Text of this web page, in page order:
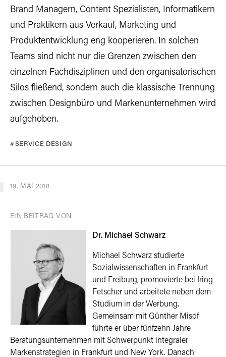
Brand Managern, Content Spezialisten, Informatikern
und Praktikern aus Verkauf, Marketing und
Produktentwicklung eng kooperieren. In solchen
Teams sind nicht nur die Grenzen zwischen den
einzelnen Fachdisziplinen und den organisatorischen
Silos fließend, sondern auch die klassische Trennung
zwischen Designbüro und Markenunternehmen wird
aufgehoben.
SERVICE DESIGN
19. MAI 2018
EIN BEITRAG VON:
Dr. Michael Schwarz
Michael Schwarz studierte
Sozialwissenschaften in Frankfurt
und Freiburg, promovierte bei Iring
Fetscher und arbeitete neben dem
Studium in der Werbung.
Gemeinsam mit Günther Misof
führte er über fünfzehn Jahre
Beratungsunternehmen mit Schwerpunkt integraler
Markenstrategien in Frankfurt und New York. Danach